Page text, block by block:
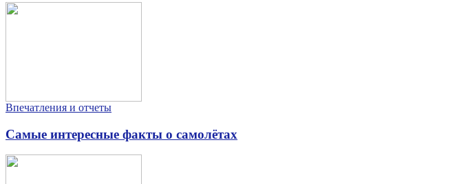
Впечатления и отчеты
Самые интересные факты о самолётах